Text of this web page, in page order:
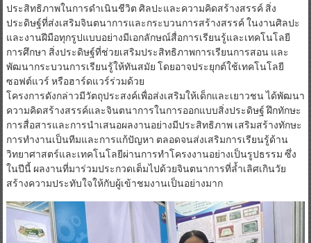
ประสิทธิภาพในการดำเนินชีวิต ศิลปะและความคิดสร้างสรรค์ สิ่ง
ประดิษฐ์ที่ส่งเสริมจินตนาการและกระบวนการสร้างสรรค์ ในงานศิลปะ
และงานฝีมือทุกรูปแบบอย่างมีเอกลักษณ์สื่อการเรียนรู้และเทคโนโลยี
การศึกษา สิ่งประดิษฐ์ที่ช่วยเสริมประสิทธิภาพการเรียนการสอน และ
พัฒนากระบวนการเรียนรู้ให้ทันสมัย โดยอาจประยุกต์ใช้เทคโนโลยี
ซอฟต์แวร์ หรือฮาร์ดแวร์ร่วมด้วย
โครงการดังกล่าวมีวัตถุประสงค์เพื่อส่งเสริมให้เด็กและเยาวชน ได้พัฒนา
ความคิดสร้างสรรค์และจินตนาการในการออกแบบสิ่งประดิษฐ์ ฝึกทักษะ
การสื่อสารและการนำเสนอผลงานอย่างมีประสิทธิภาพ เสริมสร้างทักษะ
การทำงานเป็นทีมและการแก้ปัญหา ตลอดจนส่งเสริมการเรียนรู้ด้าน
วิทยาศาสตร์และเทคโนโลยีผ่านการทำโครงงานอย่างเป็นรูปธรรม ซึ่ง
ในปีนี้ ผลงานที่มาร่วมประกวดเต็มไปด้วยจินตนาการที่ล้ำเลิศเกินวัย
สร้างความประทับใจให้กับผู้เข้าชมงานเป็นอย่างมาก